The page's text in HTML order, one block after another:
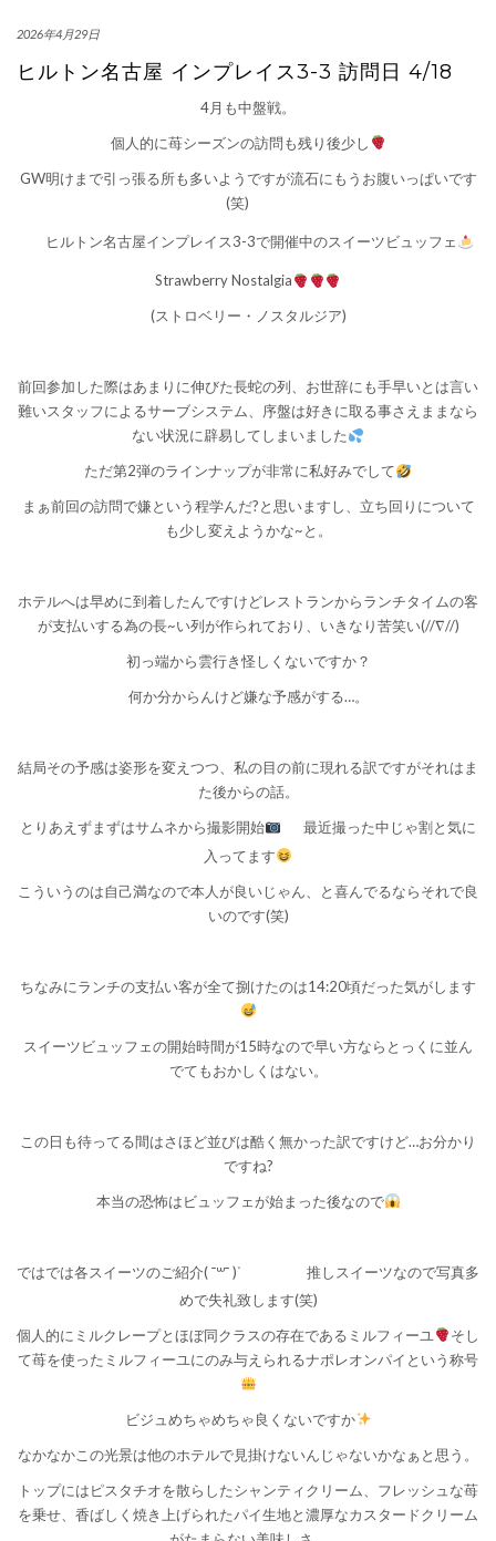
2026年4月29日
ヒルトン名古屋 インプレイス3-3 訪問日 4/18
4月も中盤戦。
個人的に苺シーズンの訪問も残り後少し
GW明けまで引っ張る所も多いようですが流石にもうお腹いっぱいです
(笑)
ヒルトン名古屋インプレイス3-3で開催中のスイーツビュッフェ
Strawberry Nostalgia
(ストロベリー・ノスタルジア)
前回参加した際はあまりに伸びた長蛇の列、お世辞にも手早いとは言い
難いスタッフによるサーブシステム、序盤は好きに取る事さえままなら
ない状況に辟易してしまいました
ただ第2弾のラインナップが非常に私好みでして
まぁ前回の訪問で嫌という程学んだ?と思いますし、立ち回りについて
も少し変えようかな~と。
ホテルへは早めに到着したんですけどレストランからランチタイムの客
が支払いする為の長~い列が作られており、いきなり苦笑い(//∇//)
初っ端から雲行き怪しくないですか？
何か分からんけど嫌な予感がする…。
結局その予感は姿形を変えつつ、私の目の前に現れる訳ですがそれはま
た後からの話。
とりあえずまずはサムネから撮影開始
最近撮った中じゃ割と気に
入ってます
こういうのは自己満なので本人が良いじゃん、と喜んでるならそれで良
いのです(笑)
ちなみにランチの支払い客が全て捌けたのは14:20頃だった気がします
スイーツビュッフェの開始時間が15時なので早い方ならとっくに並ん
でてもおかしくはない。
この日も待ってる間はさほど並びは酷く無かった訳ですけど…お分かり
ですね?
本当の恐怖はビュッフェが始まった後なので
ではでは各スイーツのご紹介( ¯꒳​¯ )ᐝ
推しスイーツなので写真多
めで失礼致します(笑)
個人的にミルクレープとほぼ同クラスの存在であるミルフィーユ
そし
て苺を使ったミルフィーユにのみ与えられるナポレオンパイという称号
ビジュめちゃめちゃ良くないですか
なかなかこの光景は他のホテルで見掛けないんじゃないかなぁと思う。
トップにはピスタチオを散らしたシャンティクリーム、フレッシュな苺
を乗せ、香ばしく焼き上げられたパイ生地と濃厚なカスタードクリーム